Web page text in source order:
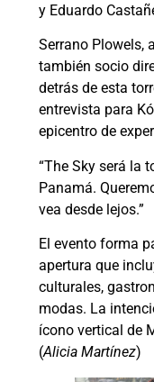
y Eduardo
Serrano Plowels,
también socio
detrás de esta
entrevista para
epicentro de
“The Sky será la
Panamá.
vea desde lejos.”
El evento forma
apertura que
culturales,
modas. La
ícono vertical de
(Alicia Martínez)